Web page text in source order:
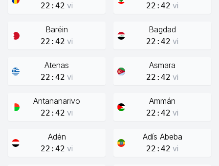
22:42 vi 22:42 vi
Baréin
22:42 vi
Bagdad
22:42 vi
Atenas
22:42 vi
Asmara
22:42 vi
Antananarivo
22:42 vi
Ammán
22:42 vi
Adén
22:42 vi
Adís Abeba
22:42 vi